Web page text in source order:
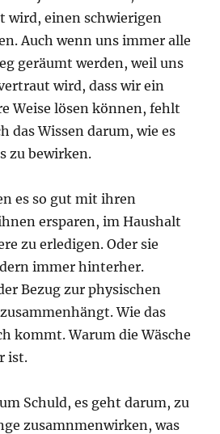
wird, einen schwierigen
Auch wenn uns immer alle
geräumt werden, weil uns
wird, dass wir ein
Weise lösen können, fehlt
das Wissen darum, wie es
zu bewirken.
es so gut mit ihren
ersparen, im Haushalt
zu erledigen. Oder sie
immer hinterher.
Bezug zur physischen
Wie das
kommt. Warum die Wäsche
ist.
Schuld, es geht darum, zu
zusamnmenwirken, was